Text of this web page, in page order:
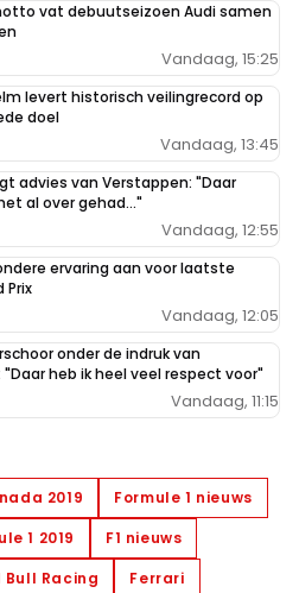
vat debuutseizoen Audi samen
Vandaag, 15:25
levert historisch veilingrecord op
doel
Vandaag, 13:45
advies van Verstappen: "Daar
al over gehad..."
Vandaag, 12:55
ervaring aan voor laatste
Prix
Vandaag, 12:05
onder de indruk van
heb ik heel veel respect voor"
Vandaag, 11:15
2019
Formule 1 nieuws
1 2019
F1 nieuws
Bull Racing
Ferrari